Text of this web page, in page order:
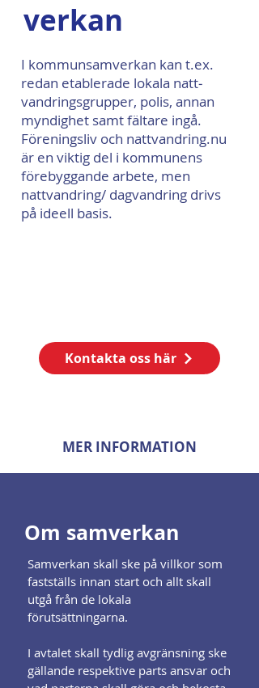
verkan
I kommunsamverkan kan t.ex.
redan etablerade lokala natt­­­
vandringsgrupper, polis, annan
myndighet samt fältare ingå.
Föreningsliv och nattvandring.nu
är en viktig del i kommunens
förebyggande arbete, men
nattvandring/ dagvandring drivs
på ideell basis.
Kontakta oss här
MER INFORMATION
Om samverkan
Samverkan skall ske på villkor som
fastställs innan start och allt skall
utgå från de lokala
förutsättningarna.
I avtalet skall tydlig avgränsning ske
gällande respektive parts ansvar och